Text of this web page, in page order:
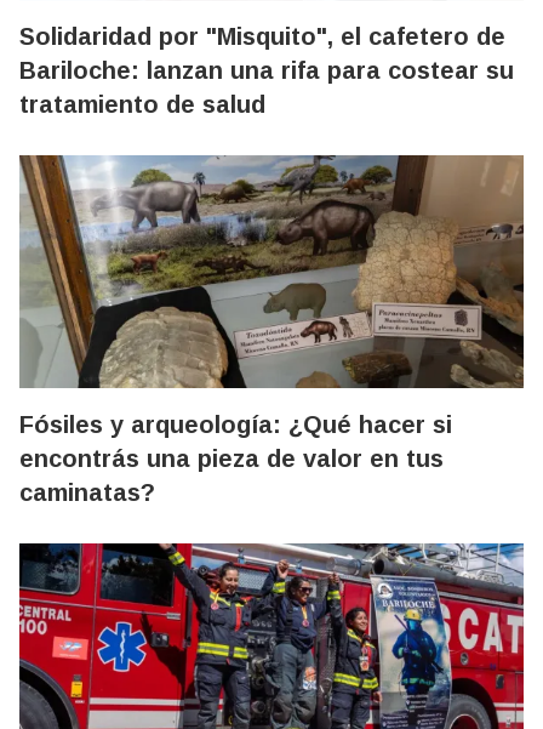
Solidaridad por "Misquito", el cafetero de
Bariloche: lanzan una rifa para costear su
tratamiento de salud
Fósiles y arqueología: ¿Qué hacer si
encontrás una pieza de valor en tus
caminatas?